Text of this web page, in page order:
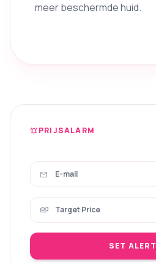
meer beschermde huid.
notifications_activePRIJSALARM
mail
payments
SET ALERT